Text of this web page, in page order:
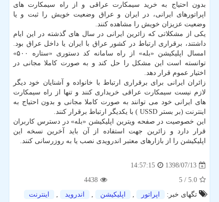
بدون احتیاج به خرید سیمكارت عراقی و از راه سیمكارت های
اپراتورهای ایرانی، در ایران و عراق وضعیت خویش را ثبت و یا
وضعیت عزیزان خویش را مشاهده كنند.
یكی از مشكلاتی كه زائرین ایرانی در سال های گذشته در این ایام
داشتند، برقراری ارتباط در كشور عراق با ایران یا داخل عراق بود.
امسال اپلیكیشن «بله» از راه سامانه كد دستوری «ستاره ۵۰۰»
توانسته است این مشكل را حل كند و به صورت كاملا مجانی در
اختیار عموم قرار دهد.
زائران ایرانی برای برقراری ارتباط با خانواده و آشنایان خود دیگر
لازم نیست سیمكارت عراقی خریداری كنند و تنها از راه سیمكارت
های ایرانی خود می توانند به صورت كاملا مجانی و بدون احتیاج به
اینترنت (بر بستر USSD ) با یكدیگر ارتباط برقرار كنند.
این خصوصیت در صفحه ویترین اپلیكیشن «بله» در دسترس كاربران
قرار دارد و زائرین جهت استفاده از آن باید آخرین نسخه این
اپلیكیشن را از بازارهای معتبر اندرویدی نصب یا به روزرسانی كنند.
1398/07/13
14:57:15
5.0
/ 5
4438
تگهای خبر:
اپراتور , اپلیكیشن , اندروید , اینترنت